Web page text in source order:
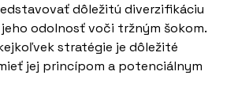
dôležitú diverzifikáciu
odolnosť voči tržným šokom.
stratégie je dôležité
jej princípom a potenciálnym